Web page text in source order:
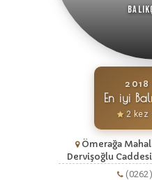
En iyi
2
Ömerağa
Dervişoğlu
Balıkçı